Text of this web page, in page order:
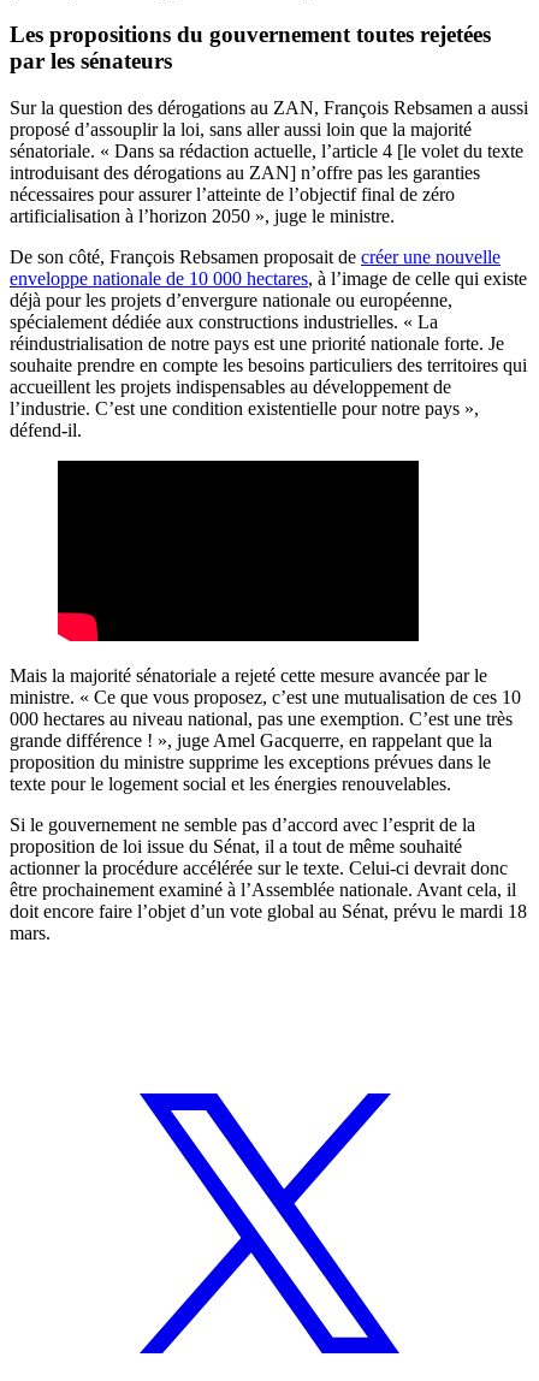
Les propositions du gouvernement toutes rejetées
par les sénateurs
Sur la question des dérogations au ZAN, François Rebsamen a aussi
proposé d’assouplir la loi, sans aller aussi loin que la majorité
sénatoriale. « Dans sa rédaction actuelle, l’article 4 [le volet du texte
introduisant des dérogations au ZAN] n’offre pas les garanties
nécessaires pour assurer l’atteinte de l’objectif final de zéro
artificialisation à l’horizon 2050 », juge le ministre.
De son côté, François Rebsamen proposait de créer une nouvelle
enveloppe nationale de 10 000 hectares, à l’image de celle qui existe
déjà pour les projets d’envergure nationale ou européenne,
spécialement dédiée aux constructions industrielles. « La
réindustrialisation de notre pays est une priorité nationale forte. Je
souhaite prendre en compte les besoins particuliers des territoires qui
accueillent les projets indispensables au développement de
l’industrie. C’est une condition existentielle pour notre pays »,
défend-il.
Mais la majorité sénatoriale a rejeté cette mesure avancée par le
ministre. « Ce que vous proposez, c’est une mutualisation de ces 10
000 hectares au niveau national, pas une exemption. C’est une très
grande différence ! », juge Amel Gacquerre, en rappelant que la
proposition du ministre supprime les exceptions prévues dans le
texte pour le logement social et les énergies renouvelables.
Si le gouvernement ne semble pas d’accord avec l’esprit de la
proposition de loi issue du Sénat, il a tout de même souhaité
actionner la procédure accélérée sur le texte. Celui-ci devrait donc
être prochainement examiné à l’Assemblée nationale. Avant cela, il
doit encore faire l’objet d’un vote global au Sénat, prévu le mardi 18
mars.